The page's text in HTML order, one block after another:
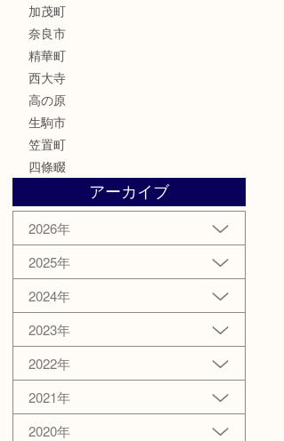
加茂町
奈良市
精華町
西大寺
高の原
生駒市
笠置町
四條畷
アーカイブ
2026年
2025年
2024年
2023年
2022年
2021年
2020年